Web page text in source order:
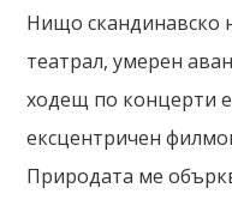
Нищо скандинавско
театрал, умерен
ходещ по концерти
ексцентричен
Природата ме